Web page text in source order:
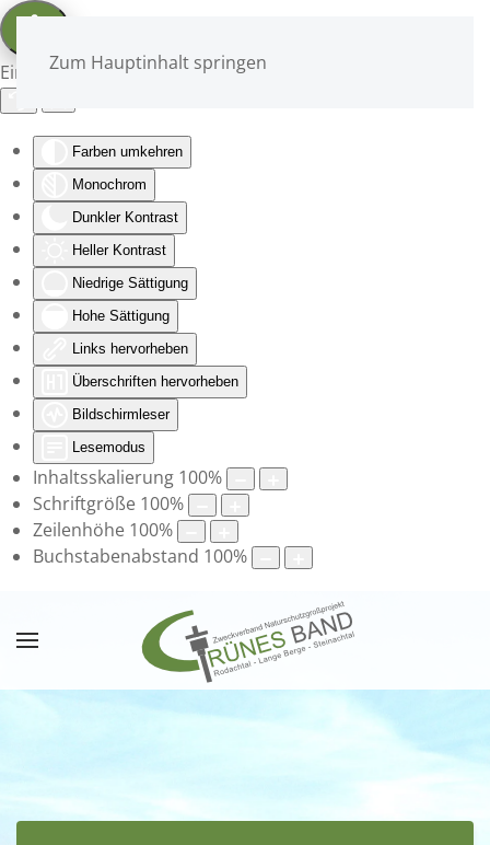
Eingabehilfen öffnen
Farben umkehren
Monochrom
Dunkler Kontrast
Heller Kontrast
Niedrige Sättigung
Hohe Sättigung
Links hervorheben
Überschriften hervorheben
Bildschirmleser
Lesemodus
Inhaltsskalierung 100%
Schriftgröße 100%
Zeilenhöhe 100%
Buchstabenabstand 100%
Zum Hauptinhalt springen